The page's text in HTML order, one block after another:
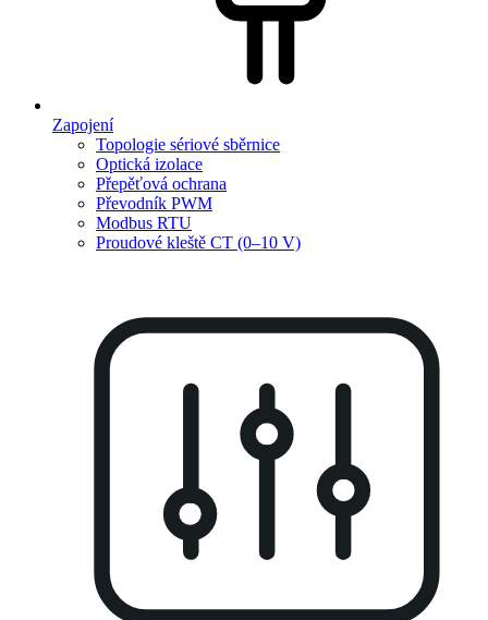
Zapojení
Topologie sériové sběrnice
Optická izolace
Přepěťová ochrana
Převodník PWM
Modbus RTU
Proudové kleště CT (0–10 V)